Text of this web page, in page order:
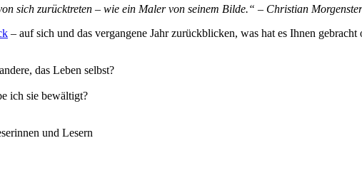
sich zurücktreten – wie ein Maler von seinem Bilde.“ – Christian
– auf sich und das vergangene Jahr zurückblicken, was hat es Ihnen
das Leben selbst?
ich sie bewältigt?
und Lesern